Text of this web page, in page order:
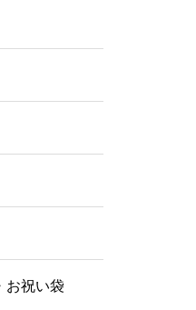
お祝い袋